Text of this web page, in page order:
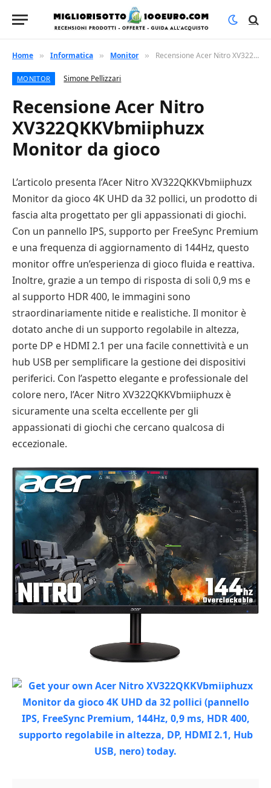
Home » Informatica » Monitor » Recensione Acer Nitro XV322QKKVbmiiphuzx Monitor da gioco
MONITOR Simone Pellizzari
Recensione Acer Nitro
XV322QKKVbmiiphuzx
Monitor da gioco
L’articolo presenta l’Acer Nitro XV322QKKVbmiiphuzx
Monitor da gioco 4K UHD da 32 pollici, un prodotto di
fascia alta progettato per gli appassionati di giochi.
Con un pannello IPS, supporto per FreeSync Premium
e una frequenza di aggiornamento di 144Hz, questo
monitor offre un’esperienza di gioco fluida e reattiva.
Inoltre, grazie a un tempo di risposta di soli 0,9 ms e
al supporto HDR 400, le immagini sono
straordinariamente nitide e realistiche. Il monitor è
dotato anche di un supporto regolabile in altezza,
porte DP e HDMI 2.1 per una facile connettività e un
hub USB per semplificare la gestione dei dispositivi
periferici. Con l’aspetto elegante e professionale del
colore nero, l’Acer Nitro XV322QKKVbmiiphuzx è
sicuramente una scelta eccellente per gli
appassionati di giochi che cercano qualcosa di
eccezionale.